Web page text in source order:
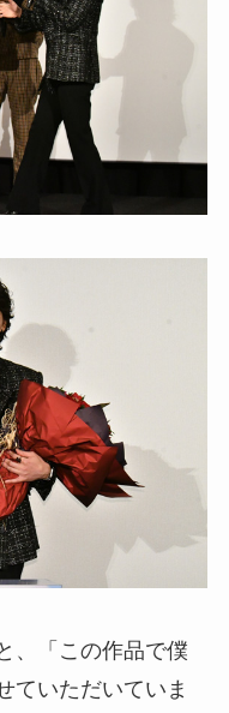
、「この作品で僕
ていただいていま